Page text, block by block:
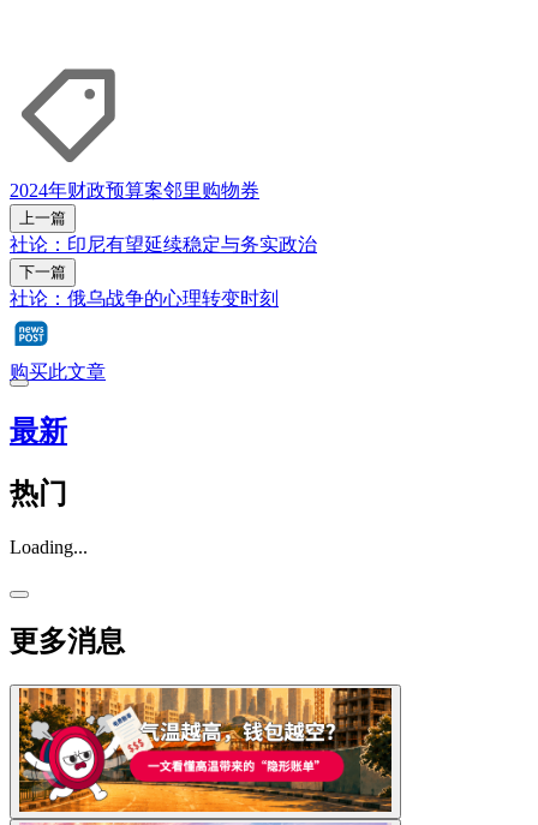
2024年财政预算案邻里购物券
上一篇
社论：印尼有望延续稳定与务实政治
下一篇
社论：俄乌战争的心理转变时刻
购买此文章
最新
热门
Loading...
更多消息